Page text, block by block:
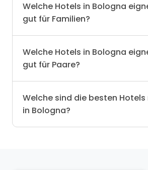
Welche Hotels in Bologna
gut für Familien?
Welche Hotels in Bologna
gut für Paare?
Welche sind die besten Hotels
in Bologna?